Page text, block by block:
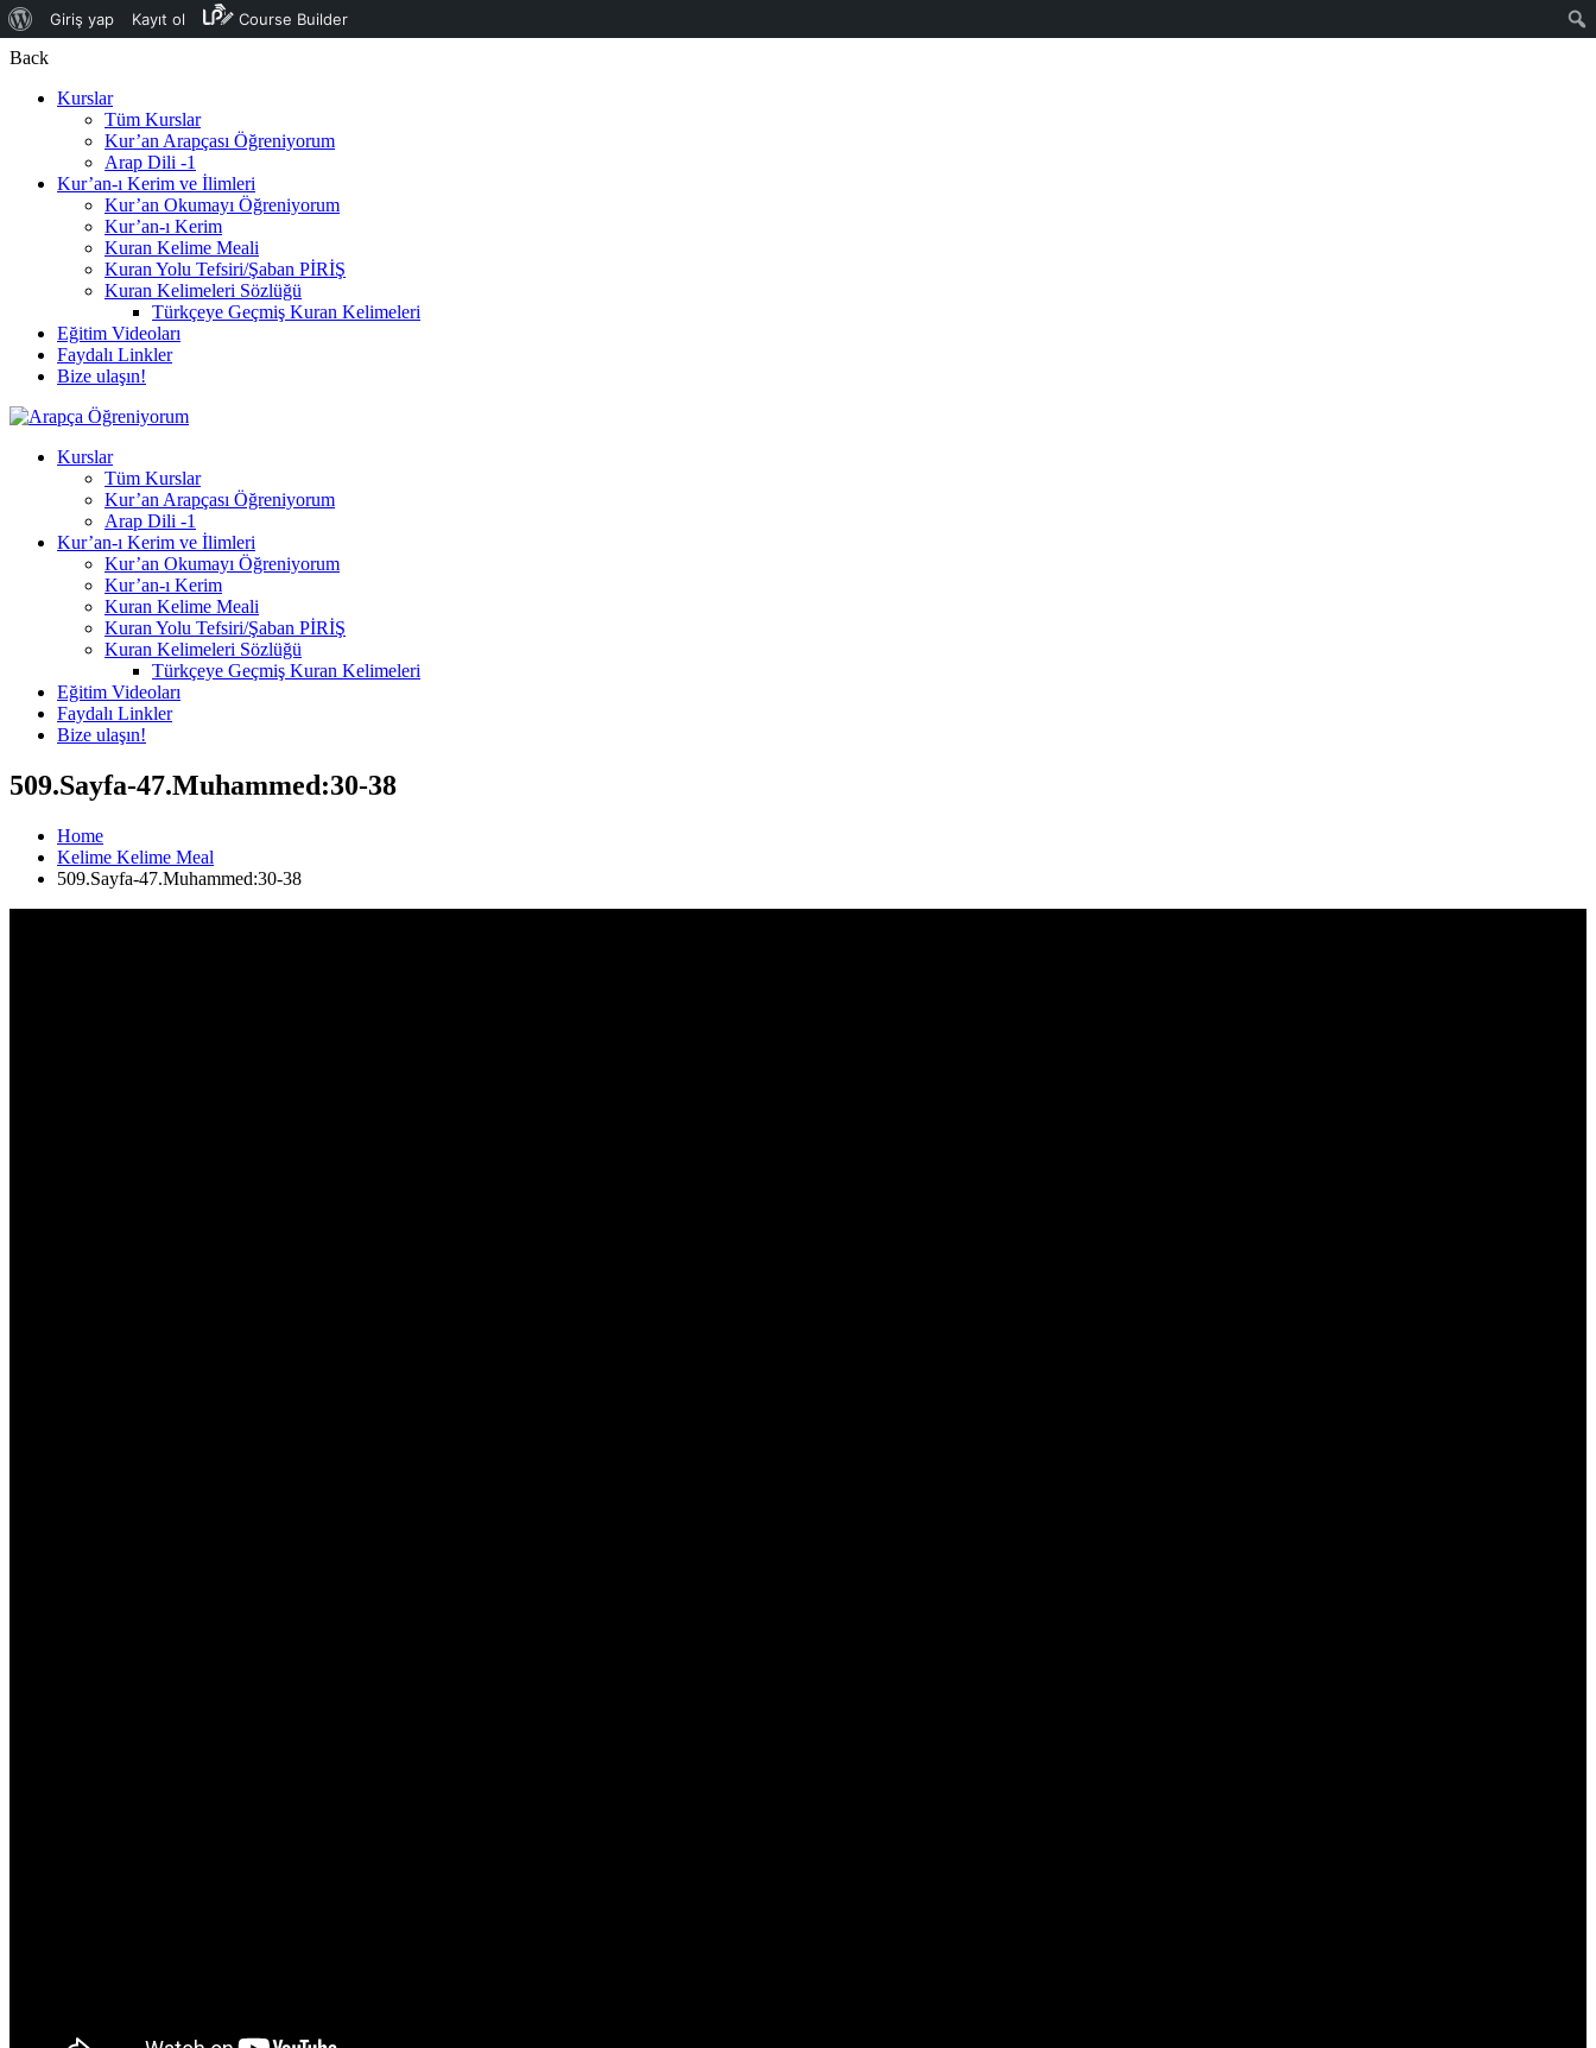
Giriş yap Kayıt ol Course Builder
Back
Kurslar
Tüm Kurslar
Kur’an Arapçası Öğreniyorum
Arap Dili -1
Kur’an-ı Kerim ve İlimleri
Kur’an Okumayı Öğreniyorum
Kur’an-ı Kerim
Kuran Kelime Meali
Kuran Yolu Tefsiri/Şaban PİRİŞ
Kuran Kelimeleri Sözlüğü
Türkçeye Geçmiş Kuran Kelimeleri
Eğitim Videoları
Faydalı Linkler
Bize ulaşın!
Kurslar
Tüm Kurslar
Kur’an Arapçası Öğreniyorum
Arap Dili -1
Kur’an-ı Kerim ve İlimleri
Kur’an Okumayı Öğreniyorum
Kur’an-ı Kerim
Kuran Kelime Meali
Kuran Yolu Tefsiri/Şaban PİRİŞ
Kuran Kelimeleri Sözlüğü
Türkçeye Geçmiş Kuran Kelimeleri
Eğitim Videoları
Faydalı Linkler
Bize ulaşın!
509.Sayfa-47.Muhammed:30-38
Home
Kelime Kelime Meal
509.Sayfa-47.Muhammed:30-38